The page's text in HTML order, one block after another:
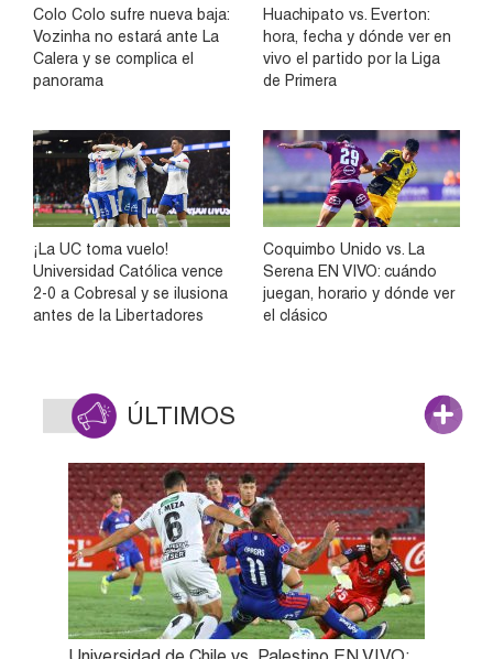
Colo Colo sufre nueva baja:
Vozinha no estará ante La
Calera y se complica el
panorama
Huachipato vs. Everton:
hora, fecha y dónde ver en
vivo el partido por la Liga
de Primera
¡La UC toma vuelo!
Universidad Católica vence
2-0 a Cobresal y se ilusiona
antes de la Libertadores
Coquimbo Unido vs. La
Serena EN VIVO: cuándo
juegan, horario y dónde ver
el clásico
ÚLTIMOS